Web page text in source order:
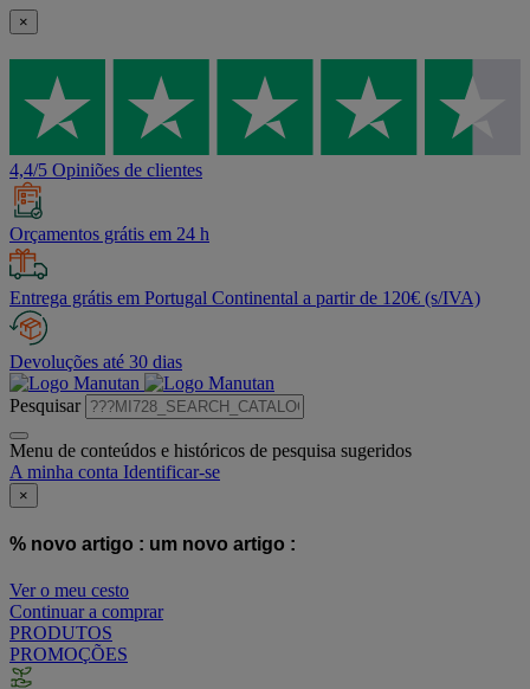
×
4,4/5 Opiniões de clientes
Orçamentos grátis em 24 h
Entrega grátis em Portugal Continental a partir de 120€ (s/IVA)
Devoluções até 30 dias
Pesquisar
Menu de conteúdos e históricos de pesquisa sugeridos
A minha conta Identificar-se
×
% novo artigo : um novo artigo :
Ver o meu cesto
Continuar a comprar
PRODUTOS
PROMOÇÕES